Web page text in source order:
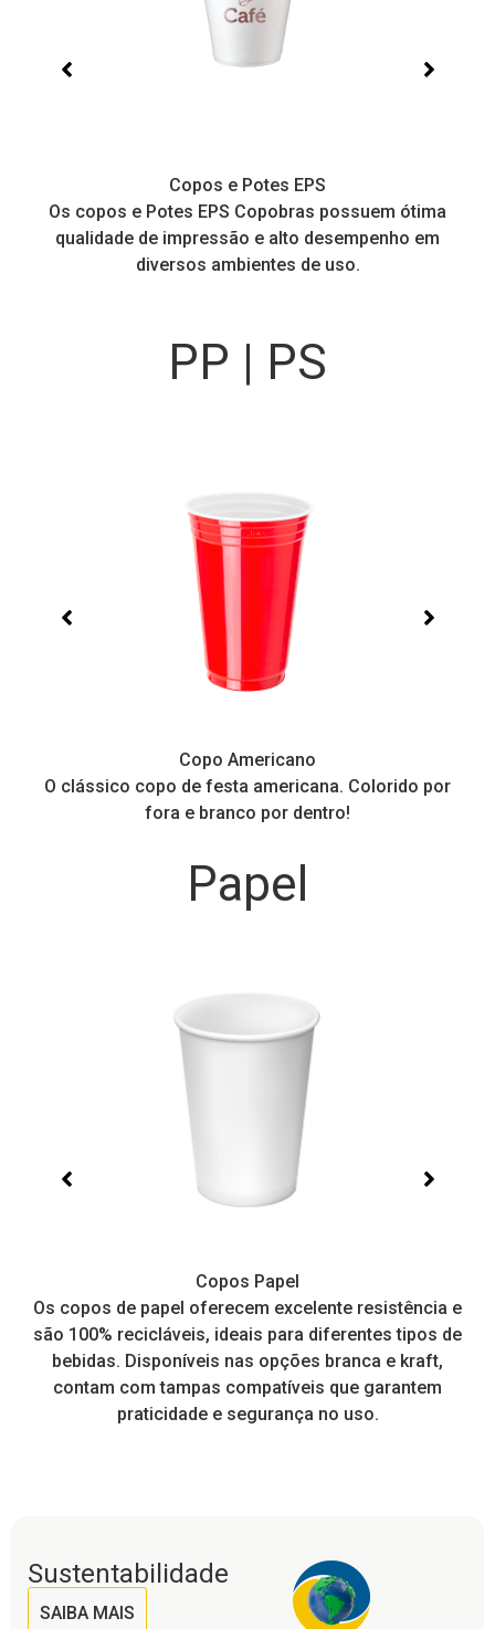
Copos e Potes EPS
Os copos e Potes EPS Copobras possuem ótima
qualidade de impressão e alto desempenho em
diversos ambientes de uso.
PP | PS
Copo Americano
O clássico copo de festa americana. Colorido por
fora e branco por dentro!
Papel
Copos Papel
Os copos de papel oferecem excelente resistência e
são 100% recicláveis, ideais para diferentes tipos de
bebidas. Disponíveis nas opções branca e kraft,
contam com tampas compatíveis que garantem
praticidade e segurança no uso.
Sustentabilidade
SAIBA MAIS